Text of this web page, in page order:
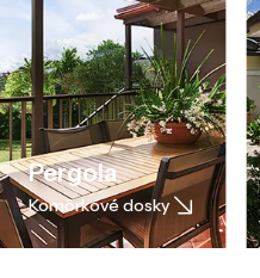
Pergola
Komôrkové dosky